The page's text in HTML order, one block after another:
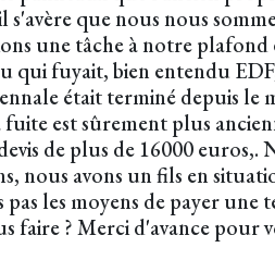
s'avère que nous nous
une tâche à notre
qui fuyait, bien entendu
était terminé depuis le
est sûrement plus
de plus de 16000 euros,.
nous avons un fils en
pas les moyens de payer une
faire ? Merci d'avance pour